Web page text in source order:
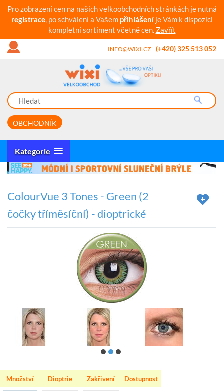
Pro zobrazení cen na našich velkoobchodních stránkách je nutná
registrace, po schválení a Vašem přihlášeníje Vám k dispozici
kompletní sortiment včetně cen. Zavřít
INFO@WIXI.CZ (+420) 325 513 052
OBCHODNÍK
Kategorie
ColourVue 3 Tones - Green (2
čočky tříměsíční) - dioptrické
Množství Dioptrie Zakřivení Dostupnost